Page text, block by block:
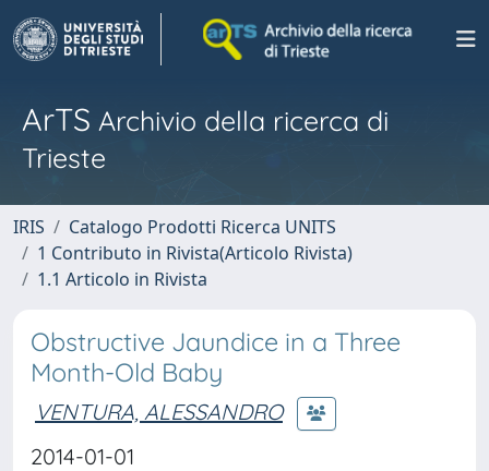
ArTS Archivio della ricerca di
Trieste
IRIS
Catalogo Prodotti Ricerca UNITS
1 Contributo in Rivista(Articolo Rivista)
1.1 Articolo in Rivista
Obstructive Jaundice in a Three
Month-Old Baby
VENTURA, ALESSANDRO
2014-01-01